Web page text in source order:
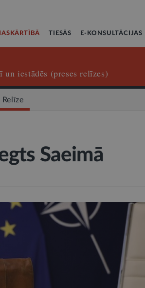
TIESĀS E-KONSULTĀCIJAS
iestādēs (preses relīzes)
Relīze
Saeimā